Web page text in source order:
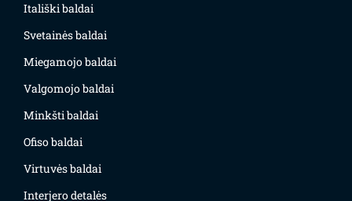
Itališki baldai
Svetainės baldai
Miegamojo baldai
Valgomojo baldai
Minkšti baldai
Ofiso baldai
Virtuvės baldai
Interjero detalės